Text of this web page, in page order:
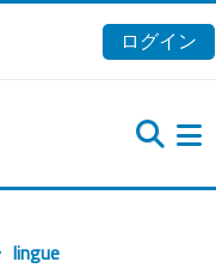
ログイン
lingue